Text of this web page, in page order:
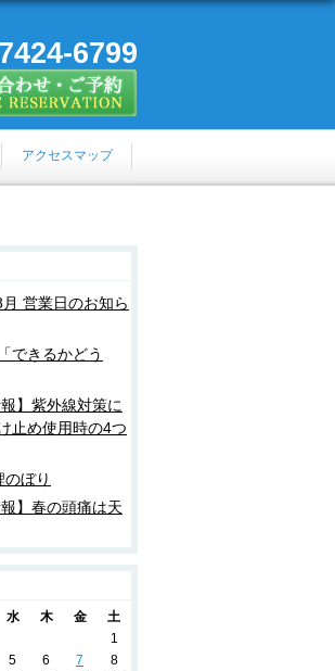
6799
アクセスマップ
営業日のお知ら
できるかどう
報】紫外線対策に
止め使用時の4つ
ぼり
報】春の頭痛は天
水 木 金 土
1
5 6 7
8